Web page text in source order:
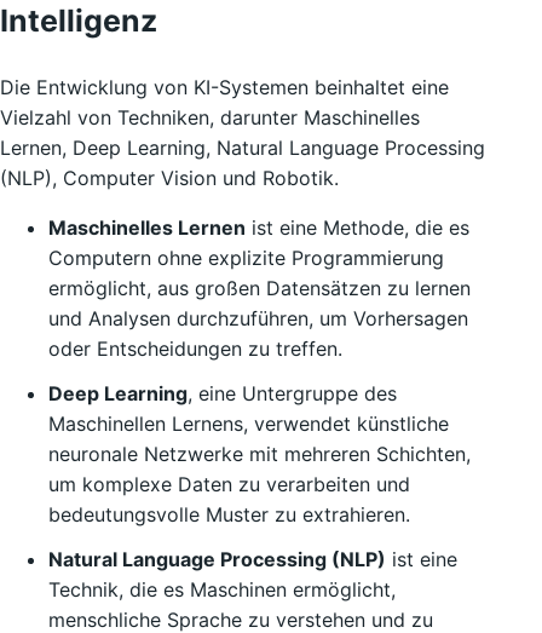
Intelligenz
Die Entwicklung von KI-Systemen beinhaltet eine
Vielzahl von Techniken, darunter Maschinelles
Lernen, Deep Learning, Natural Language Processing
(NLP), Computer Vision und Robotik.
Maschinelles Lernen ist eine Methode, die es
Computern ohne explizite Programmierung
ermöglicht, aus großen Datensätzen zu lernen
und Analysen durchzuführen, um Vorhersagen
oder Entscheidungen zu treffen.
Deep Learning, eine Untergruppe des
Maschinellen Lernens, verwendet künstliche
neuronale Netzwerke mit mehreren Schichten,
um komplexe Daten zu verarbeiten und
bedeutungsvolle Muster zu extrahieren.
Natural Language Processing (NLP) ist eine
Technik, die es Maschinen ermöglicht,
menschliche Sprache zu verstehen und zu